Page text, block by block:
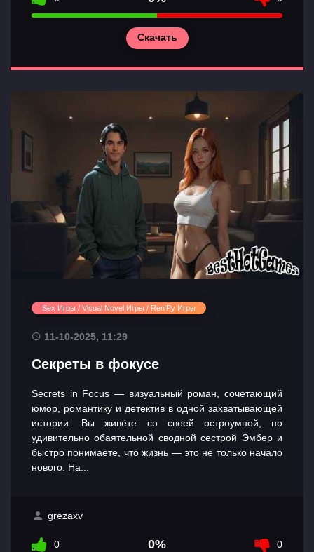
Скачать
Sex Игры / Visual Novel Игры / Ren'Py Игры
11-10-2025, 11:29
Секреты в фокусе
Secrets in Focus — визуальный роман, сочетающий
юмор, романтику и детектив в одной захватывающей
истории. Вы живёте со своей остроумной, но
удивительно обаятельной сводной сестрой Эмбер и
быстро понимаете, что жизнь — это не только начало
нового. На...
grezaxv
0 0% 0